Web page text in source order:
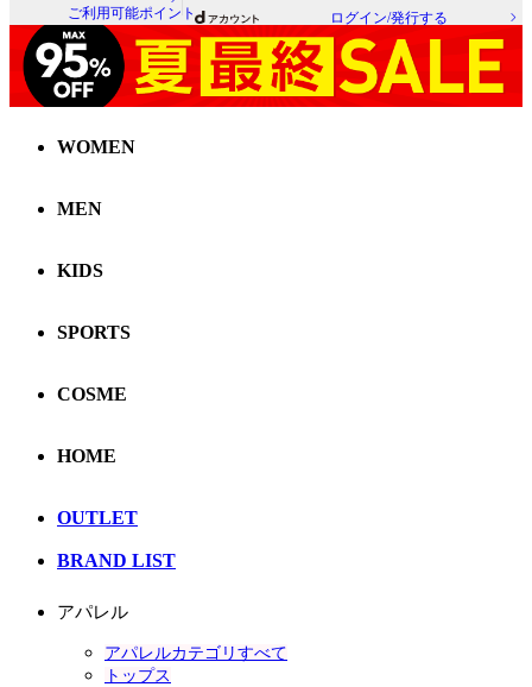
ご利用可能ポイント ログイン/発行する
WOMEN
MEN
KIDS
SPORTS
COSME
HOME
OUTLET
BRAND LIST
アパレル
アパレルカテゴリすべて
トップス